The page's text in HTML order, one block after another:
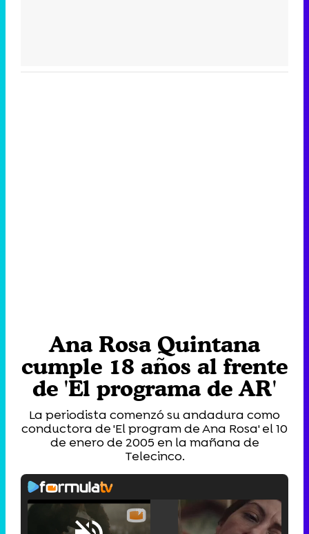
Ana Rosa Quintana
cumple 18 años al frente
de 'El programa de AR'
La periodista comenzó su andadura como
conductora de 'El program de Ana Rosa' el 10
de enero de 2005 en la mañana de
Telecinco.